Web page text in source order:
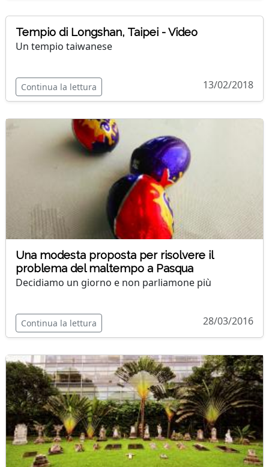
Tempio di Longshan, Taipei - Video
Un tempio taiwanese
Continua la lettura 13/02/2018
Una modesta proposta per risolvere il
problema del maltempo a Pasqua
Decidiamo un giorno e non parliamone più
Continua la lettura 28/03/2016